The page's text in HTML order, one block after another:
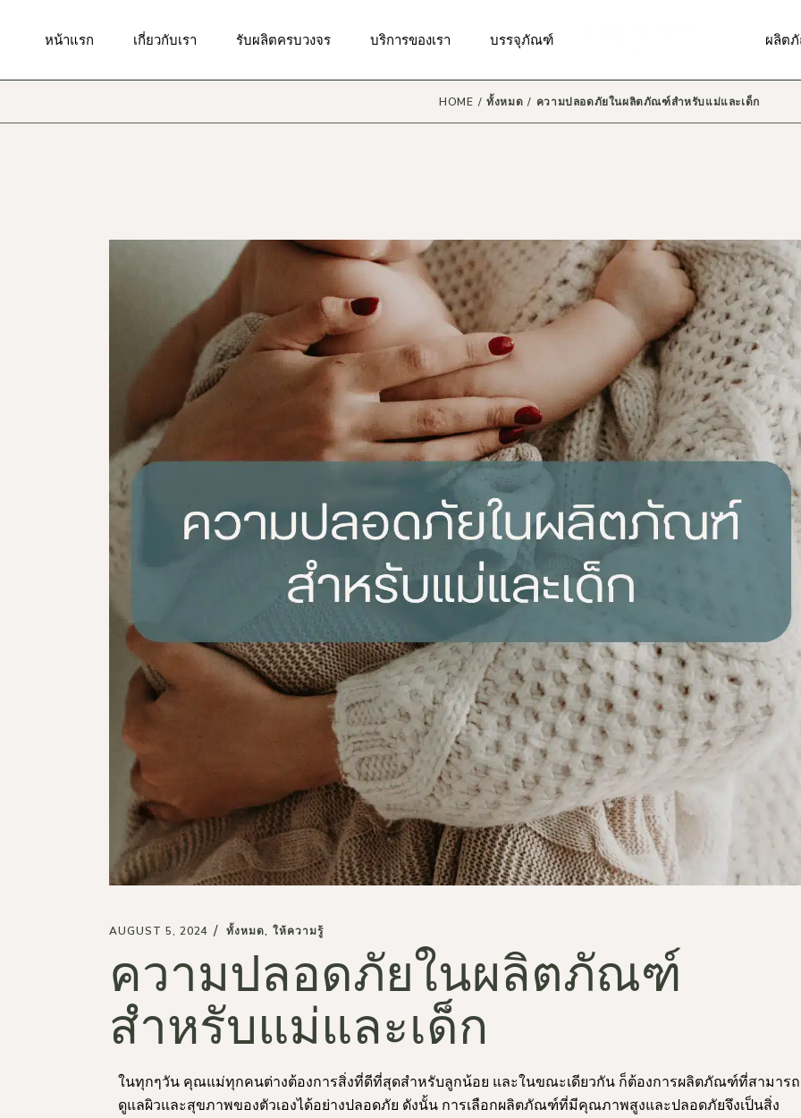
หน้าแรก เกี่ยวกับเรา รับผลิตครบวงจร
แม่และเด็ก
เส้นผมและหนังศรีษะ
น้ำหอม
เครื่องสำอาง
ผลิตภัณฑ์ดูแลในช่องปาก
ผลิตภัณฑ์ดูแลผิวสำหรับผู้ชาย
บริการของเรา
บริการให้คำปรึกษาด้านการตลาด
บรรจุภัณฑ์ ผลิต
ผลิตภั
ดวงต
ผลิตภั
ผลิต
ผลิตภั
มาตรฐานของเรา กันแดด
ริมฝีปาก
น้ำหอม
ผลิตภัณฑ์ดูแลในช่องปาก
ผลิตภัณฑ์ดูแลจุดซ่อนเร้น
ผลิตภัณฑ์ดูแลผิวสำหรับผู้ชาย
บริการวิจัยและพัฒนาสูตร
สินค้า, โลโก้
บริการผลิตและบรรจุ
รับผลิตบรรจุภัณฑ์แบบพิเศษ ผลิต
ผลิตภั
ผลิตภั
ผลิตภั
HOME ทั้งหมด ความปลอดภัยในผลิตภัณฑ์สำหรับแม่และเด็ก
AUGUST 5, 2024 ทั้งหมด ให้ความรู้
ความปลอดภัยในผลิตภัณฑ์
สำหรับแม่และเด็ก
ในทุกๆวัน คุณแม่ทุกคนต่างต้องการสิ่งที่ดีที่สุดสำหรับลูกน้อย และในขณะเดียวกัน ก็ต้องการผลิตภัณฑ์ที่สามารถ
ดูแลผิวและสุขภาพของตัวเองได้อย่างปลอดภัย ดังนั้น การเลือกผลิตภัณฑ์ที่มีคุณภาพสูงและปลอดภัยจึงเป็นสิ่ง